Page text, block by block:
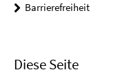
Barrierefreiheit
Diese Seite